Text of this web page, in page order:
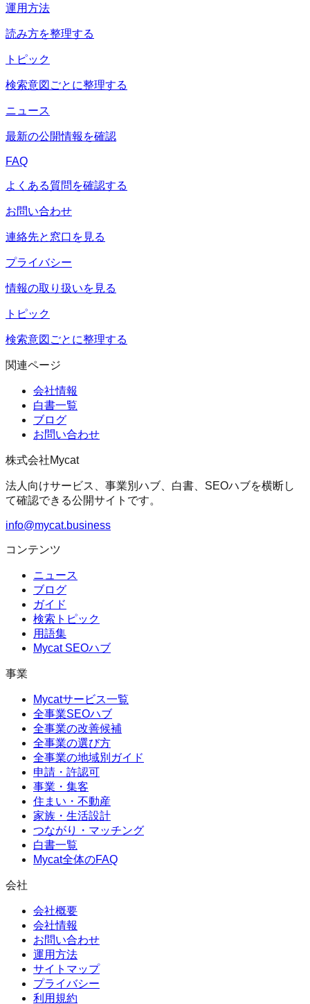
運用方法
読み方を整理する
トピック
検索意図ごとに整理する
ニュース
最新の公開情報を確認
FAQ
よくある質問を確認する
お問い合わせ
連絡先と窓口を見る
プライバシー
情報の取り扱いを見る
トピック
検索意図ごとに整理する
関連ページ
会社情報
白書一覧
ブログ
お問い合わせ
株式会社Mycat
法人向けサービス、事業別ハブ、白書、SEOハブを横断し
て確認できる公開サイトです。
info@mycat.business
コンテンツ
ニュース
ブログ
ガイド
検索トピック
用語集
Mycat SEOハブ
事業
Mycatサービス一覧
全事業SEOハブ
全事業の改善候補
全事業の選び方
全事業の地域別ガイド
申請・許認可
事業・集客
住まい・不動産
家族・生活設計
つながり・マッチング
白書一覧
Mycat全体のFAQ
会社
会社概要
会社情報
お問い合わせ
運用方法
サイトマップ
プライバシー
利用規約